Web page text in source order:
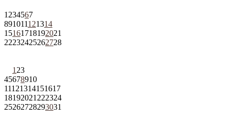
1 234567
891011121314
15161718192021
22232425262728
1 23
45678910
11121314151617
18192021 222324
25262728293031